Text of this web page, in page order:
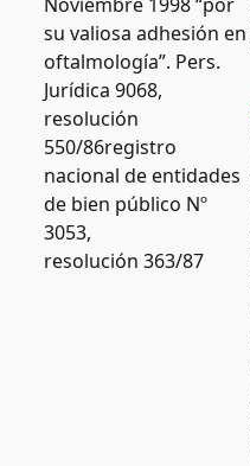
Noviembre 1998 “por
su valiosa adhesión en
oftalmología”. Pers.
Jurídica 9068,
resolución
550/86registro
nacional de entidades
de bien público Nº
3053,
resolución 363/87